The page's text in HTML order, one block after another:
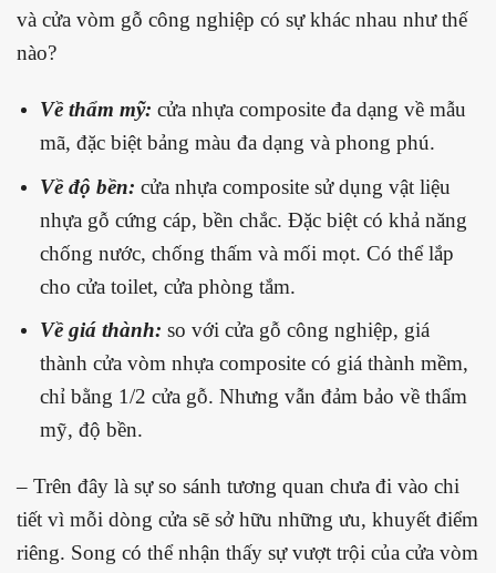
và cửa vòm gỗ công nghiệp có sự khác nhau như thế
nào?
Về thẩm mỹ: cửa nhựa composite đa dạng về mẫu
mã, đặc biệt bảng màu đa dạng và phong phú.
Về độ bền: cửa nhựa composite sử dụng vật liệu
nhựa gỗ cứng cáp, bền chắc. Đặc biệt có khả năng
chống nước, chống thấm và mối mọt. Có thể lắp
cho cửa toilet, cửa phòng tắm.
Về giá thành: so với cửa gỗ công nghiệp, giá
thành cửa vòm nhựa composite có giá thành mềm,
chỉ bằng 1/2 cửa gỗ. Nhưng vẫn đảm bảo về thẩm
mỹ, độ bền.
– Trên đây là sự so sánh tương quan chưa đi vào chi
tiết vì mỗi dòng cửa sẽ sở hữu những ưu, khuyết điểm
riêng. Song có thể nhận thấy sự vượt trội của cửa vòm